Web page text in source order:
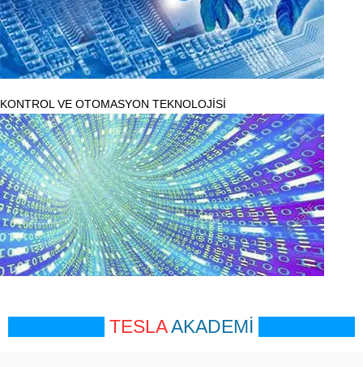
KONTROL VE OTOMASYON TEKNOLOJİSİ
TESLAAKADEMİ